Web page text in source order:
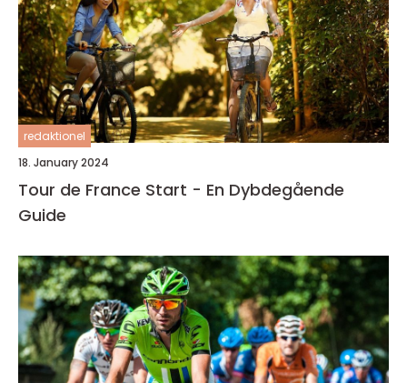
redaktionel
18. January 2024
Tour de France Start - En Dybdegående
Guide